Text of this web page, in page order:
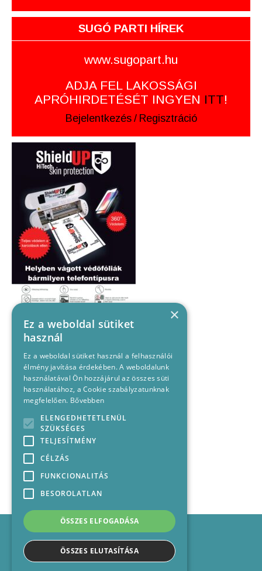
SUGÓ PARTI HÍREK
www.sugopart.hu
ADJA FEL LAKOSSÁGI
APRÓHIRDETÉSÉT INGYEN ITT!
Bejelentkezés / Regisztráció
Impresszum
Médiajánlat
Felhasználási feltételek
×
Ez a weboldal sütiket
használ
Ez a weboldal sütiket használ a felhasználói
élmény javítása érdekében. A weboldalunk
használatával Ön hozzájárul az összes süti
használatához, a Cookie szabályzatunknak
megfelelően. Bővebben
ELENGEDHETETLENÜL
SZÜKSÉGES
TELJESÍTMÉNY
CÉLZÁS
FUNKCIONALITÁS
BESOROLATLAN
ÖSSZES ELFOGADÁSA
ÖSSZES ELUTASÍTÁSA